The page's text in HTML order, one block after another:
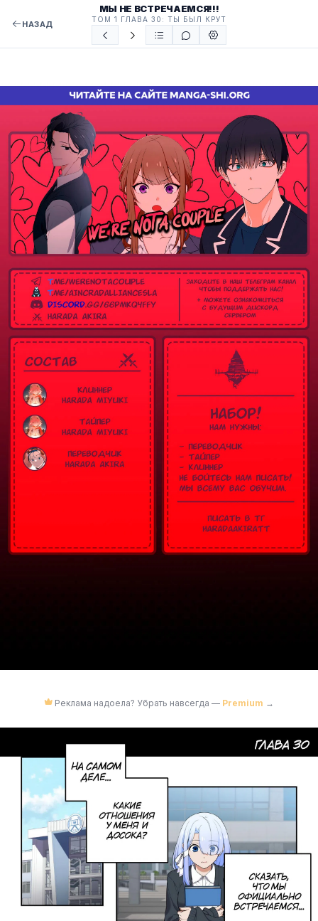
НАЗАД
МЫ НЕ ВСТРЕЧАЕМСЯ!!!
ТОМ 1 ГЛАВА 30: ТЫ БЫЛ КРУТ
Реклама надоела? Убрать навсегда — Premium →